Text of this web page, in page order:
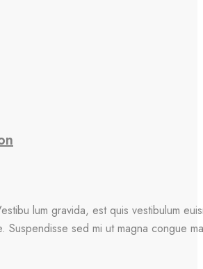
lum gravida, est quis vestibulum
Suspendisse sed mi ut magna congue